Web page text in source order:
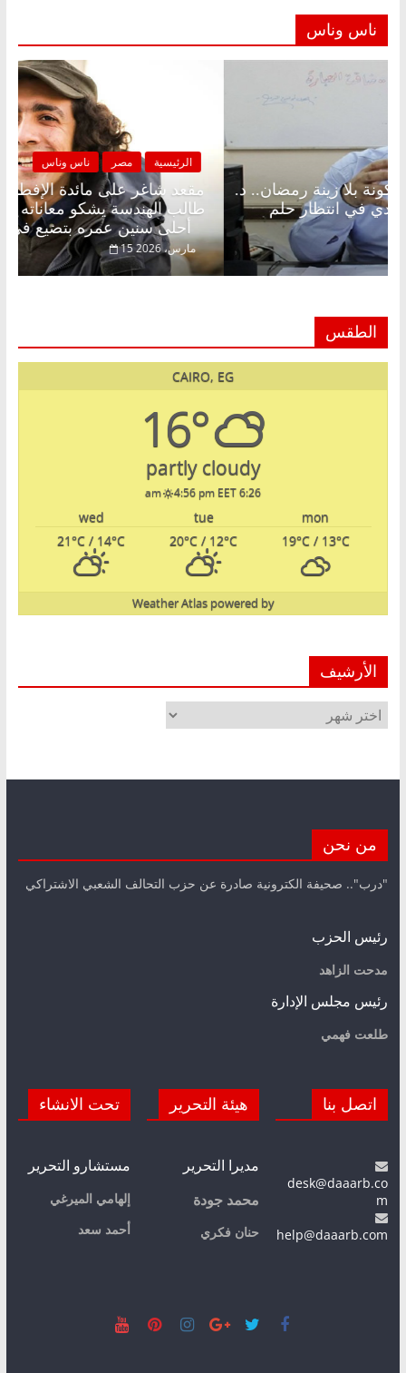
ناس وناس
أحلى سنين عمره بتضيع في السجن
الرئيسية مصر ناس وناس
مقعد شاغر على الإفطار وبلكونة بلا زينة رمضان.. د.
عبدالخالق فاروق خبير اقتصادي في انتظار حلم
22 فبراير، 2026
الطقس
CAIRO, EG
16°
partly cloudy
6:26 am
4:56 pm EET
mon
tue
wed
19°C/ 13°C
20°C / 12°C
21°C / 14°C
powered by
Weather Atlas
الأرشيف
الأرشيف
من نحن
"درب".. صحيفة الكترونية صادرة عن حزب التحالف الشعبي الاشتراكي
رئيس الحزب
مدحت الزاهد
رئيس مجلس الإدارة
طلعت فهمي
اتصل بنا
desk@daaarb.co
m
help@daaarb.com
هيئة التحرير
مديرا التحرير
محمد جودة
حنان فكري
تحت الانشاء
مستشارو التحرير
إلهامي الميرغي
أحمد سعد